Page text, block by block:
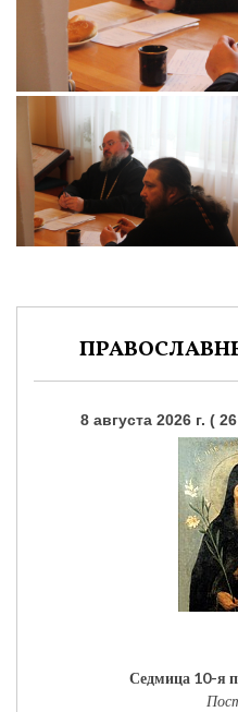
8 августа 2026 г. (
Седмица 10-я